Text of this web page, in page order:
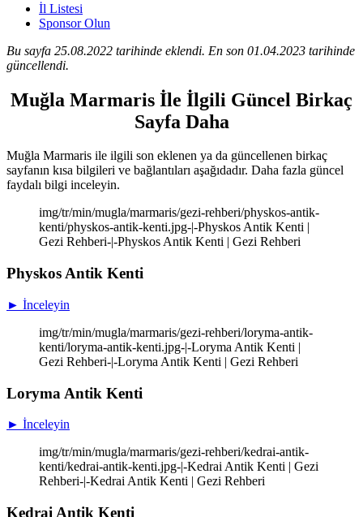
İl Listesi
Sponsor Olun
Bu sayfa 25.08.2022 tarihinde eklendi. En son 01.04.2023 tarihinde
güncellendi.
Muğla Marmaris İle İlgili Güncel Birkaç
Sayfa Daha
Muğla Marmaris ile ilgili son eklenen ya da güncellenen birkaç
sayfanın kısa bilgileri ve bağlantıları aşağıdadır. Daha fazla güncel
faydalı bilgi inceleyin.
img/tr/min/mugla/marmaris/gezi-rehberi/physkos-antik-
kenti/physkos-antik-kenti.jpg-|-Physkos Antik Kenti |
Gezi Rehberi-|-Physkos Antik Kenti | Gezi Rehberi
Physkos Antik Kenti
► İnceleyin
img/tr/min/mugla/marmaris/gezi-rehberi/loryma-antik-
kenti/loryma-antik-kenti.jpg-|-Loryma Antik Kenti |
Gezi Rehberi-|-Loryma Antik Kenti | Gezi Rehberi
Loryma Antik Kenti
► İnceleyin
img/tr/min/mugla/marmaris/gezi-rehberi/kedrai-antik-
kenti/kedrai-antik-kenti.jpg-|-Kedrai Antik Kenti | Gezi
Rehberi-|-Kedrai Antik Kenti | Gezi Rehberi
Kedrai Antik Kenti